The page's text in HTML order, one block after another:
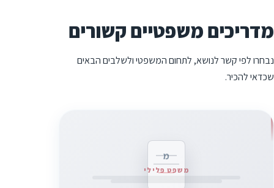
מדריכים משפטיים קשורים
נבחרו לפי קשר לנושא, לתחום המשפטי ולשלבים הבאים
שכדאי להכיר.
מ
משפט פלילי